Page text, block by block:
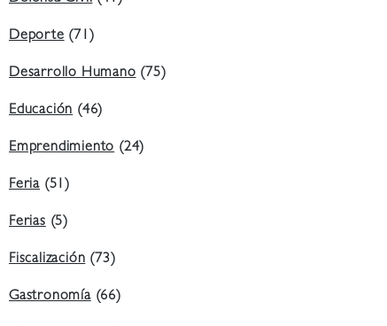
Deporte(71)
Desarrollo Humano(75)
Educación(46)
Emprendimiento(24)
Feria (51)
Ferias(5)
Fiscalización(73)
Gastronomía(66)